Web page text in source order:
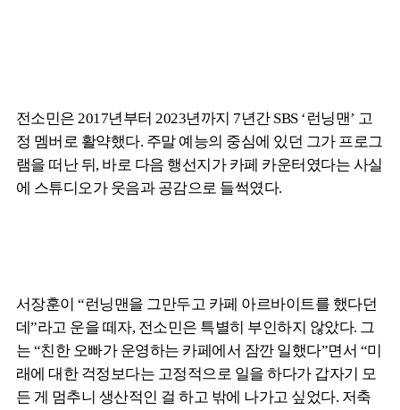
전소민은 2017년부터 2023년까지 7년간 SBS ‘런닝맨’ 고
정 멤버로 활약했다. 주말 예능의 중심에 있던 그가 프로그
램을 떠난 뒤, 바로 다음 행선지가 카페 카운터였다는 사실
에 스튜디오가 웃음과 공감으로 들썩였다.
서장훈이 “런닝맨을 그만두고 카페 아르바이트를 했다던
데”라고 운을 떼자, 전소민은 특별히 부인하지 않았다. 그
는 “친한 오빠가 운영하는 카페에서 잠깐 일했다”면서 “미
래에 대한 걱정보다는 고정적으로 일을 하다가 갑자기 모
든 게 멈추니 생산적인 걸 하고 밖에 나가고 싶었다. 저축